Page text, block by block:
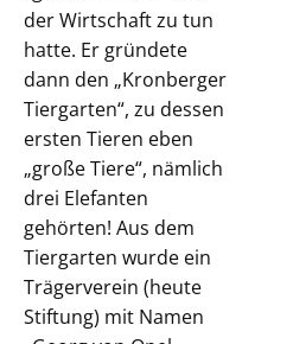
der Wirtschaft zu tun
hatte. Er gründete
dann den „Kronberger
Tiergarten“, zu dessen
ersten Tieren eben
„große Tiere“, nämlich
drei Elefanten
gehörten! Aus dem
Tiergarten wurde ein
Trägerverein (heute
Stiftung) mit Namen